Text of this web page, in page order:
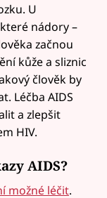
U
nádory –
začnou
kůže a sliznic
člověk by
Léčba AIDS
a zlepšit
HIV.
AIDS?
možné léčit.